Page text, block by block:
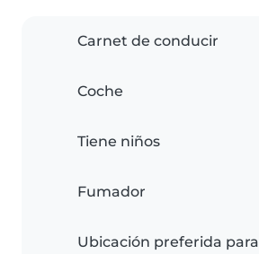
Carnet de conducir
Coche
Tiene niños
Fumador
Ubicación preferida para